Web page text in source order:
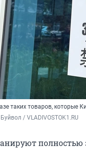
таких товаров, которые
/ VLADIVOSTOK1.RU
полностью